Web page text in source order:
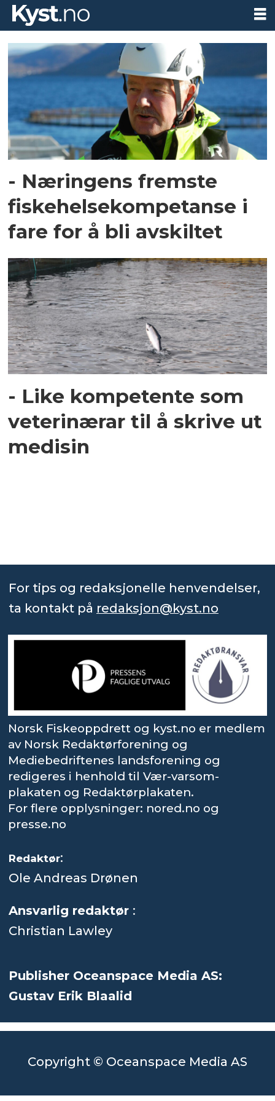
Tag:
reseptretten
- Næringens fremste
fiskehelsekompetanse i
fare for å bli avskiltet
- Like kompetente som
veterinærar til å skrive ut
medisin
For tips og redaksjonelle henvendelser,
ta kontakt på redaksjon@kyst.no
Norsk Fiskeoppdrett og kyst.no er medlem
av Norsk Redaktørforening og
Mediebedriftenes landsforening og
redigeres i henhold til Vær-varsom-
plakaten og Redaktørplakaten.
For flere opplysninger: nored.no og
presse.no
Redaktør:
Ole Andreas Drønen
Ansvarlig redaktør :
Christian Lawley
Publisher Oceanspace Media AS:
Gustav Erik Blaalid
Copyright © Oceanspace Media AS